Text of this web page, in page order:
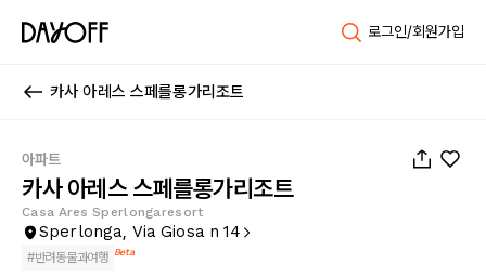
로그인/회원가입
카사 아레스 스페를롱가리조트
아파트
카사 아레스 스페를롱가리조트
Casa Ares Sperlongaresort
Sperlonga, Via Giosa n 14
#반려동물과여행 Beta